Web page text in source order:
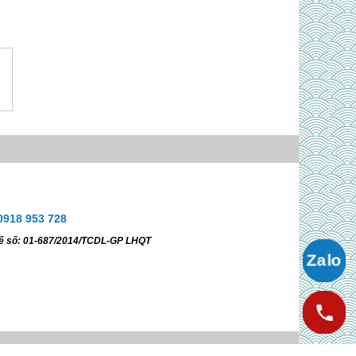
0918 953 728
953 728
01-687/2014/TCDL-GP LHQT